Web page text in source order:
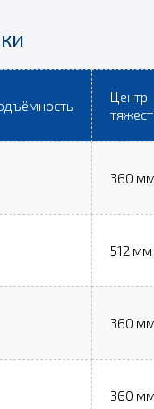
Центр
360
512 мм
360
360